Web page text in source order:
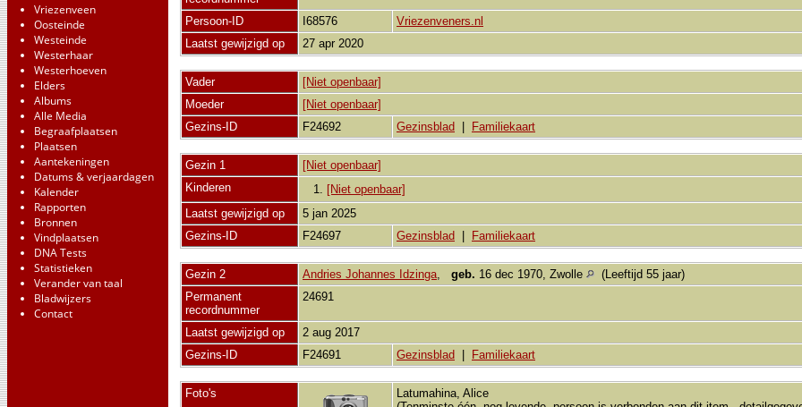
Vriezenveen
Oosteinde
Westeinde
Westerhaar
Westerhoeven
Elders
Albums
Alle Media
Begraafplaatsen
Plaatsen
Aantekeningen
Datums & verjaardagen
Kalender
Rapporten
Bronnen
Vindplaatsen
DNA Tests
Statistieken
Verander van taal
Bladwijzers
Contact
Persoon-ID I68576
Vriezenveners.nl
Laatst gewijzigd op
27 apr 2020
Vader
[Niet openbaar]
Moeder
[Niet openbaar]
Gezins-ID
F24692 Gezinsblad Familiekaart
Gezin 1
[Niet openbaar]
Kinderen
1. [Niet openbaar]
Laatst gewijzigd op
5 jan 2025
Gezins-ID
F24697 Gezinsblad Familiekaart
Gezin 2 Andries Johannes Idzinga, geb. 16 dec 1970, Zwolle
(Leeftijd 55 jaar)
Permanent
recordnummer
24691
Laatst gewijzigd op
2 aug 2017
Gezins-ID
F24691 Gezinsblad Familiekaart
Foto's
Latumahina, Alice